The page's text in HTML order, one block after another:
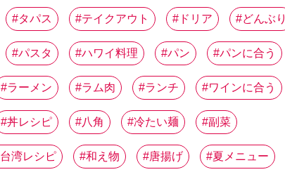
タパス テイクアウト ドリア どんぶり
パスタ ハワイ料理 パン パンに合う
ラーメン ラム肉 ランチ ワインに合う
丼レシピ 八角 冷たい麺 副菜
台湾レシピ 和え物 唐揚げ 夏メニュー